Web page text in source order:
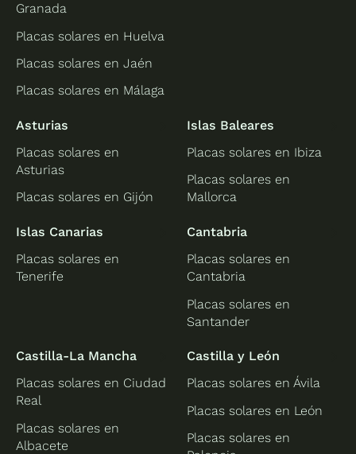
Granada
Placas solares en Huelva
Placas solares en Jaén
Placas solares en Málaga
Asturias
Placas solares en
Asturias
Placas solares en Gijón
Islas Baleares
Placas solares en Ibiza
Placas solares en
Mallorca
Islas Canarias
Placas solares en
Tenerife
Cantabria
Placas solares en
Cantabria
Placas solares en
Santander
Castilla-La Mancha
Placas solares en Ciudad
Real
Placas solares en
Albacete
Castilla y León
Placas solares en Ávila
Placas solares en León
Placas solares en